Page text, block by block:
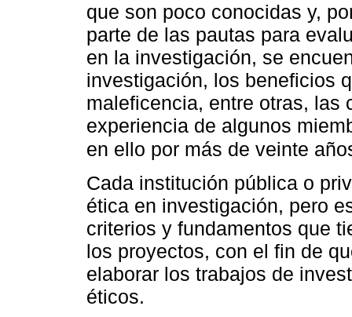
que son poco conocidas y,
parte de las pautas para
en la investigación, se
investigación, los beneficios
maleficencia, entre otras, las
experiencia de algunos
en ello por más de veinte
Cada institución pública o
ética en investigación, pero
criterios y fundamentos que
los proyectos, con el fin de
elaborar los trabajos de
éticos.